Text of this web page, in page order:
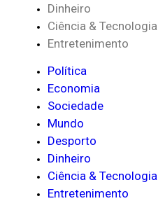
Dinheiro
Ciência & Tecnologia
Entretenimento
Política
Economia
Sociedade
Mundo
Desporto
Dinheiro
Ciência & Tecnologia
Entretenimento